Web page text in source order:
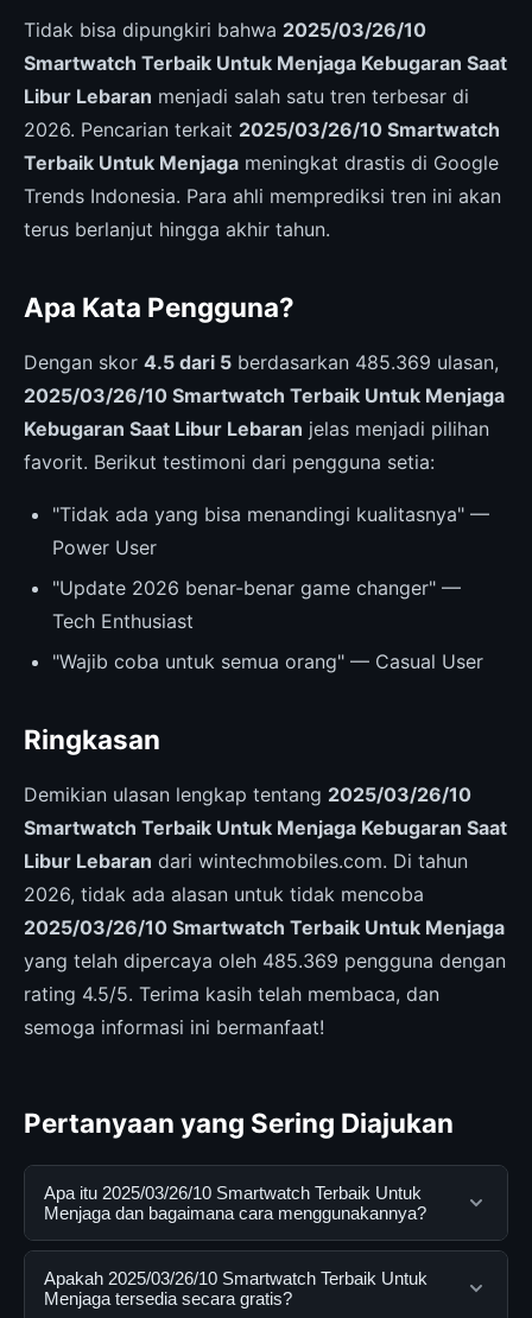
Tidak bisa dipungkiri bahwa 2025/03/26/10
Smartwatch Terbaik Untuk Menjaga Kebugaran Saat
Libur Lebaran menjadi salah satu tren terbesar di
2026. Pencarian terkait 2025/03/26/10 Smartwatch
Terbaik Untuk Menjaga meningkat drastis di Google
Trends Indonesia. Para ahli memprediksi tren ini akan
terus berlanjut hingga akhir tahun.
Apa Kata Pengguna?
Dengan skor 4.5 dari 5 berdasarkan 485.369 ulasan,
2025/03/26/10 Smartwatch Terbaik Untuk Menjaga
Kebugaran Saat Libur Lebaran jelas menjadi pilihan
favorit. Berikut testimoni dari pengguna setia:
"Tidak ada yang bisa menandingi kualitasnya" —
Power User
"Update 2026 benar-benar game changer" —
Tech Enthusiast
"Wajib coba untuk semua orang" — Casual User
Ringkasan
Demikian ulasan lengkap tentang 2025/03/26/10
Smartwatch Terbaik Untuk Menjaga Kebugaran Saat
Libur Lebaran dari wintechmobiles.com. Di tahun
2026, tidak ada alasan untuk tidak mencoba
2025/03/26/10 Smartwatch Terbaik Untuk Menjaga
yang telah dipercaya oleh 485.369 pengguna dengan
rating 4.5/5. Terima kasih telah membaca, dan
semoga informasi ini bermanfaat!
Pertanyaan yang Sering Diajukan
Apa itu 2025/03/26/10 Smartwatch Terbaik Untuk
Menjaga dan bagaimana cara menggunakannya?
2025/03/26/10 Smartwatch Terbaik Untuk Menjaga
adalah layanan digital yang dirancang untuk membantu
Apakah 2025/03/26/10 Smartwatch Terbaik Untuk
Menjaga tersedia secara gratis?